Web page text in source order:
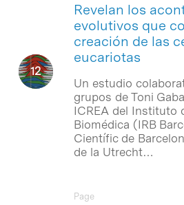
Revelan los
evolutivos que
creación de las
eucariotas
Un estudio
grupos de Toni
ICREA del Instituto
Biomédica (IRB
Científic de
de la Utrecht…
Page